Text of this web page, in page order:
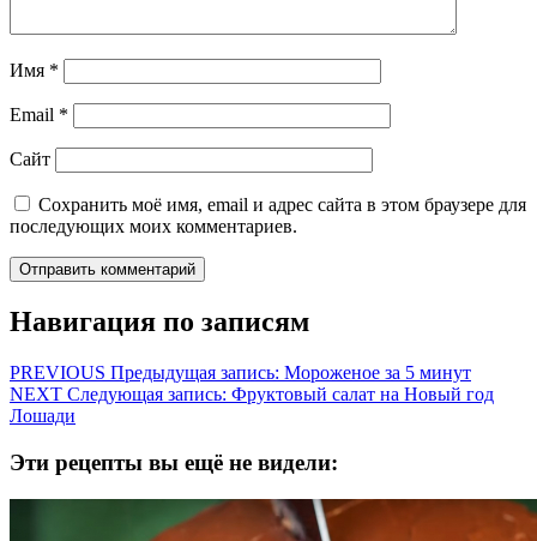
Имя *
Email *
Сайт
Сохранить моё имя, email и адрес сайта в этом браузере для
последующих моих комментариев.
Навигация по записям
PREVIOUS Предыдущая запись: Мороженое за 5 минут
NEXT Следующая запись: Фруктовый салат на Новый год
Лошади
Эти рецепты вы ещё не видели: